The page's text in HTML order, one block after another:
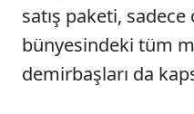
satış paketi, sadece
bünyesindeki tüm
demirbaşları da